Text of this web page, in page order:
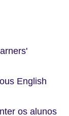
English
os alunos